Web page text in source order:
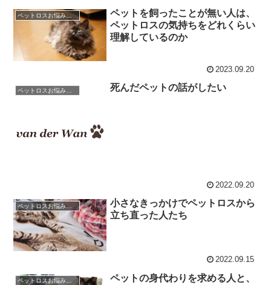
ペットロスお悩み相談室 / 良くある相談と克服のアドバイス
ペットを飼ったことが無い人は、
ペットロスの気持ちをどれくらい
理解しているのか
2023.09.20
ペットロスお悩み相談室 / 良くある相談と克服のアドバイス 死んだペットの話がしたい
2022.09.20
ペットロスお悩み相談室 / 良くある相談と克服のアドバイス
小さなきっかけでペットロスから
立ち直った人たち
2022.09.15
ペットロスお悩み相談室 / 良くある相談と克服のアドバイス
ペットの身代わりを求める人と、